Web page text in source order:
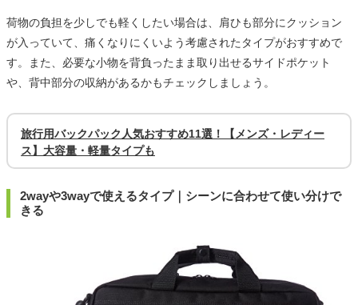
荷物の負担を少しでも軽くしたい場合は、肩ひも部分にクッション
が入っていて、痛くなりにくいよう考慮されたタイプがおすすめで
す。また、必要な小物を背負ったまま取り出せるサイドポケット
や、背中部分の収納があるかもチェックしましょう。
旅行用バックパック人気おすすめ11選！【メンズ・レディー
ス】大容量・軽量タイプも
2wayや3wayで使えるタイプ｜シーンに合わせて使い分けで
きる